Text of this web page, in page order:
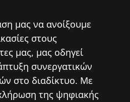
μας να ανοίξουμε
στους
μας, μας οδηγεί
συνεργατικών
στο διαδίκτυο. Mε
της ψηφιακής